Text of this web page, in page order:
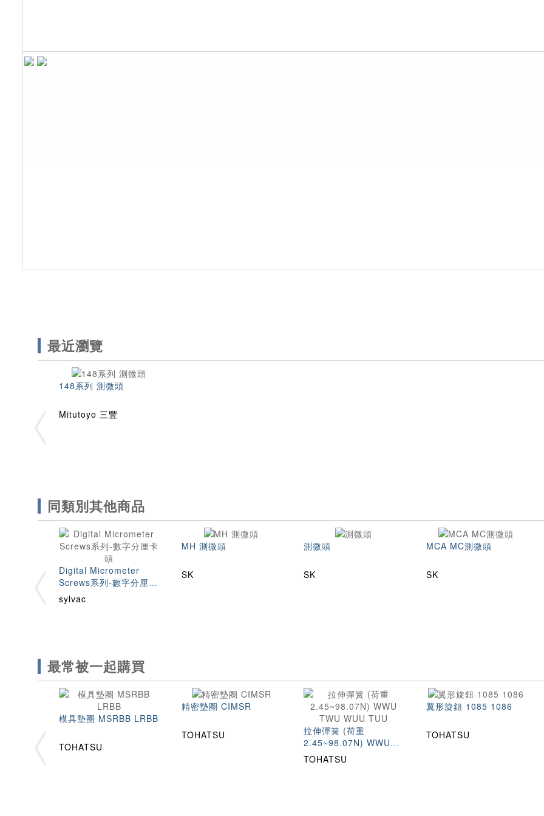
最近瀏覽
148系列 測微頭
Mitutoyo 三豐
同類別其他商品
Digital Micrometer
Screws系列-數字分厘卡
頭
sylvac
MH 測微頭
SK
測微頭
SK
MCA MC測微頭
SK
最常被一起購買
模具墊圈 MSRBB LRBB
TOHATSU
精密墊圈 CIMSR
TOHATSU
拉伸彈簧 (荷重
2.45~98.07N) WWU
TWU WUU TUU
TOHATSU
翼形旋鈕 1085 1086
TOHATSU